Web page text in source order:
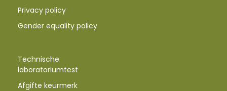
Privacy policy
Gender equality policy
Technische
laboratoriumtest
Afgifte keurmerk